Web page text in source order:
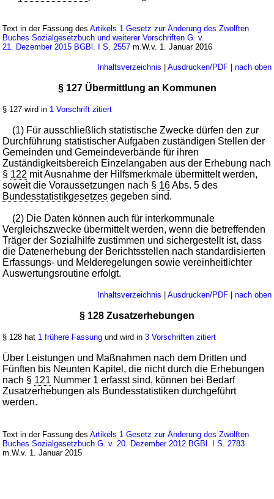
Text in der Fassung desArtikels 1 Gesetz zur Änderung des Zwölften
Buches Sozialgesetzbuch und weiterer Vorschriften G. v.
21. Dezember 2015 BGBl. I S. 2557 m.W.v. 1. Januar 2016
Inhaltsverzeichnis Ausdrucken/PDF| nach oben
§ 127 Übermittlung an Kommunen
§ 127 wird in 1 Vorschrift zitiert
(1) Für ausschließlich statistische Zwecke dürfen den zur
Durchführung statistischer Aufgaben zuständigen Stellen der
Gemeinden und Gemeindeverbände für ihren
Zuständigkeitsbereich Einzelangaben aus der Erhebung nach
§ 122 mit Ausnahme der Hilfsmerkmale übermittelt werden,
soweit die Voraussetzungen nach § 16Abs. 5 des
Bundesstatistikgesetzes gegeben sind.
(2) Die Daten können auch für interkommunale
Vergleichszwecke übermittelt werden, wenn die betreffenden
Träger der Sozialhilfe zustimmen und sichergestellt ist, dass
die Datenerhebung der Berichtsstellen nach standardisierten
Erfassungs- und Melderegelungen sowie vereinheitlichter
Auswertungsroutine erfolgt.
Inhaltsverzeichnis Ausdrucken/PDF| nach oben
§ 128 Zusatzerhebungen
§ 128 hat 1 frühere Fassung und wird in3 Vorschriften zitiert
Über Leistungen und Maßnahmen nach dem Dritten und
Fünften bis Neunten Kapitel, die nicht durch die Erhebungen
nach § 121 Nummer 1 erfasst sind, können bei Bedarf
Zusatzerhebungen als Bundesstatistiken durchgeführt
werden.
Text in der Fassung desArtikels 1 Gesetz zur Änderung des Zwölften
Buches Sozialgesetzbuch G. v. 20. Dezember 2012 BGBl. I S. 2783
m.W.v. 1. Januar 2015